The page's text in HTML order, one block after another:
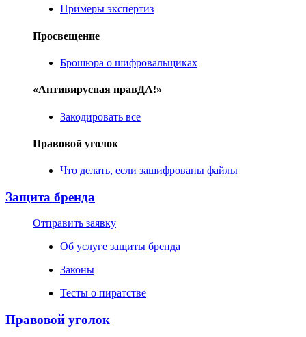
Примеры экспертиз
Просвещение
Брошюра о шифровальщиках
«Антивирусная правДА!»
Закодировать все
Правовой уголок
Что делать, если зашифрованы файлы
Защита бренда
Отправить заявку
Об услуге защиты бренда
Законы
Тесты о пиратстве
Правовой уголок